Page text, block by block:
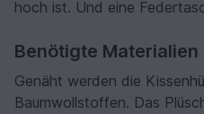
hoch ist. Und eine
Benötigte Materialien
Genäht werden die
Baumwollstoffen. Das